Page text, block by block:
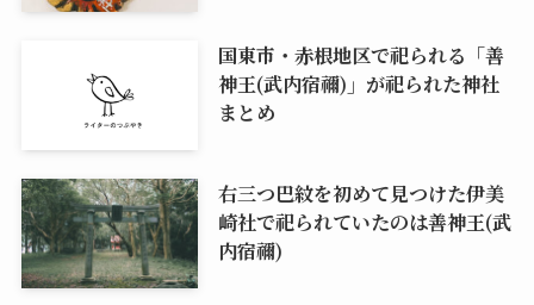
国東市・赤根地区で祀られる「善
神王(武内宿禰)」が祀られた神社
まとめ
右三つ巴紋を初めて見つけた伊美
崎社で祀られていたのは善神王(武
内宿禰)